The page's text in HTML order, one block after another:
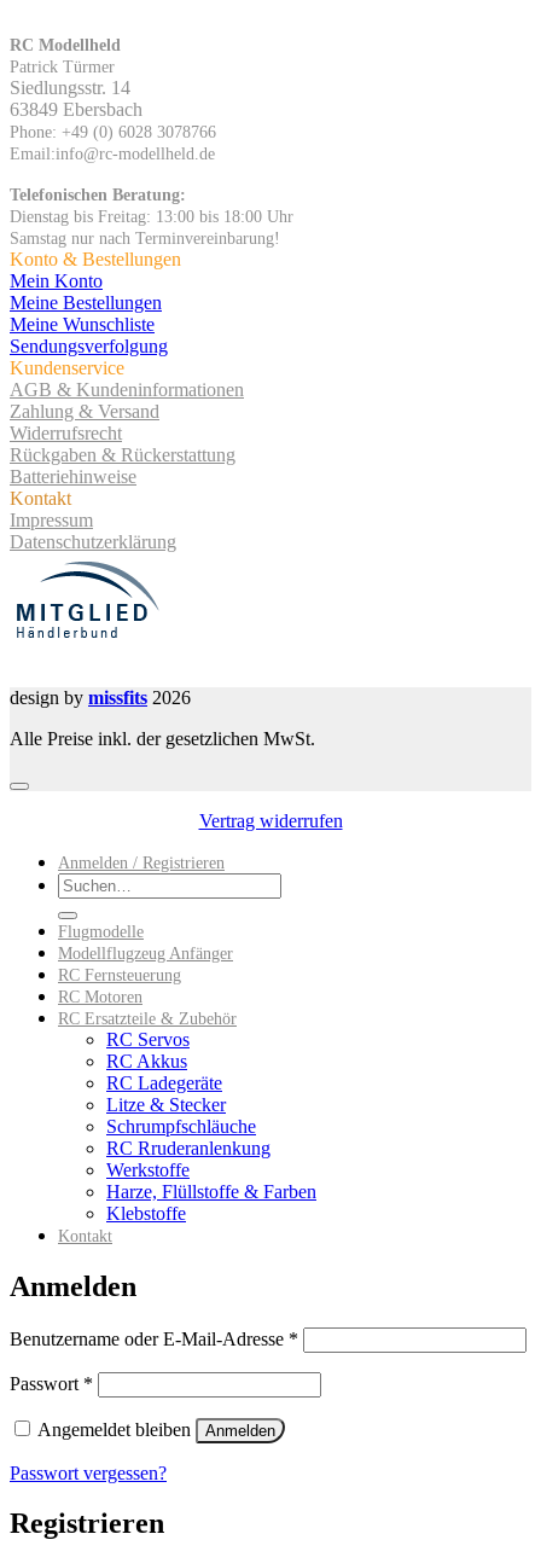
RC Modellheld
Patrick Türmer
Siedlungsstr. 14
63849 Ebersbach
Phone: +49 (0) 6028 3078766
Email:info@rc-modellheld.de
Telefonischen Beratung:
Dienstag bis Freitag: 13:00 bis 18:00 Uhr
Samstag nur nach Terminvereinbarung!
Konto & Bestellungen
Mein Konto
Meine Bestellungen
Meine Wunschliste
Sendungsverfolgung
Kundenservice
AGB & Kundeninformationen
Zahlung & Versand
Widerrufsrecht
Rückgaben & Rückerstattung
Batteriehinweise
Kontakt
Impressum
Datenschutzerklärung
design by missfits 2026
Alle Preise inkl. der gesetzlichen MwSt.
Vertrag widerrufen
Anmelden / Registrieren
Suchen
nach:
Flugmodelle
Modellflugzeug Anfänger
RC Fernsteuerung
RC Motoren
RC Ersatzteile & Zubehör
RC Servos
RC Akkus
RC Ladegeräte
Litze & Stecker
Schrumpfschläuche
RC Rruderanlenkung
Werkstoffe
Harze, Flüllstoffe & Farben
Klebstoffe
Kontakt
Anmelden
Benutzername oder E-Mail-Adresse *
Passwort *
Angemeldet bleiben Anmelden
Passwort vergessen?
Registrieren